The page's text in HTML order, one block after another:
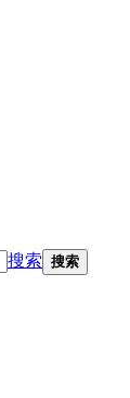
搜索 搜索